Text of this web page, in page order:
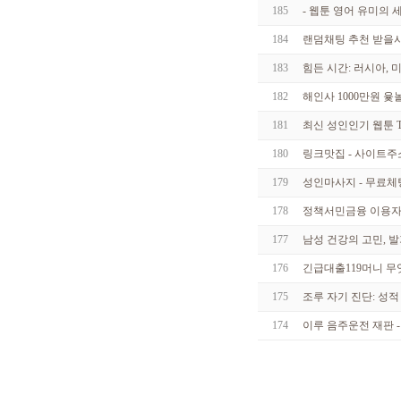
185 - 웹툰 영어 유미의
184 랜덤채팅 추천 받을
183 힘든 시간: 러시아,
182 해인사 1000만원 윷
181 최신 성인인기 웹툰
180 링크맛집 - 사이트
179 성인마사지 - 무료체
178 정책서민금융 이용
177 남성 건강의 고민,
176 긴급대출119머니
175 조루 자기 진단: 성
174 이루 음주운전 재판